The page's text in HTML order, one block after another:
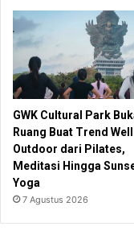
GWK Cultural Park
Ruang Buat Trend
Outdoor dari Pilates,
Meditasi Hingga
Yoga
7 Agustus 2026